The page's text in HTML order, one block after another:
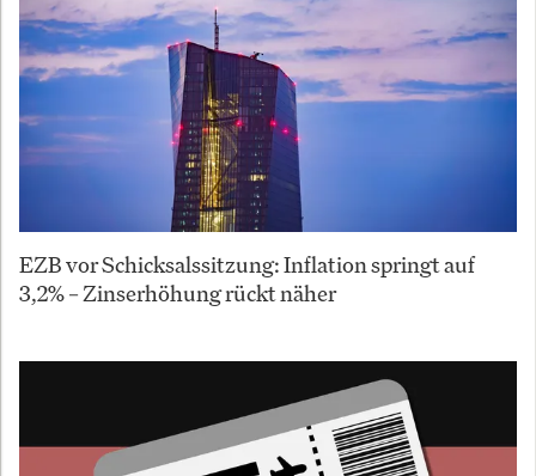
EZB vor Schicksalssitzung: Inflation springt auf
3,2% – Zinserhöhung rückt näher